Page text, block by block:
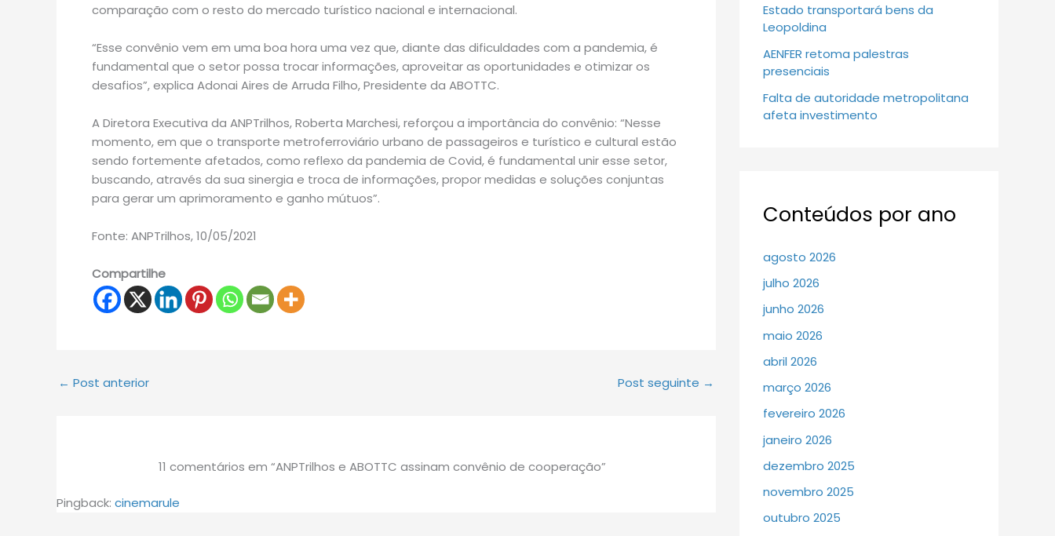
comparação com o resto do mercado turístico nacional e internacional.
“Esse convênio vem em uma boa hora uma vez que, diante das dificuldades com a pandemia, é
fundamental que o setor possa trocar informações, aproveitar as oportunidades e otimizar os
desafios”, explica Adonai Aires de Arruda Filho, Presidente da ABOTTC.
A Diretora Executiva da ANPTrilhos, Roberta Marchesi, reforçou a importância do convênio: “Nesse
momento, em que o transporte metroferroviário urbano de passageiros e turístico e cultural estão
sendo fortemente afetados, como reflexo da pandemia de Covid, é fundamental unir esse setor,
buscando, através da sua sinergia e troca de informações, propor medidas e soluções conjuntas
para gerar um aprimoramento e ganho mútuos”.
Fonte: ANPTrilhos, 10/05/2021
Compartilhe
← Post anterior Post seguinte →
11 comentários em “ANPTrilhos e ABOTTC assinam convênio de cooperação”
Pingback: cinemarule
Estado transportará bens da
Leopoldina
AENFER retoma palestras
presenciais
Falta de autoridade metropolitana
afeta investimento
Conteúdos por ano
agosto 2026
julho 2026
junho 2026
maio 2026
abril 2026
março 2026
fevereiro 2026
janeiro 2026
dezembro 2025
novembro 2025
outubro 2025